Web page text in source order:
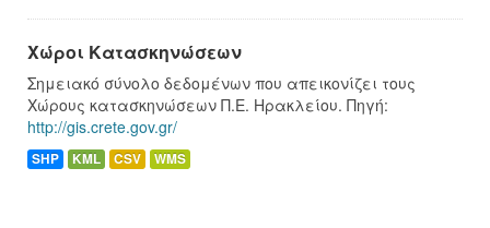
Χώροι Κατασκηνώσεων
Σημειακό σύνολο δεδομένων που απεικονίζει τους
Χώρους κατασκηνώσεων Π.Ε. Ηρακλείου. Πηγή:
http://gis.crete.gov.gr/
SHP KML CSV WMS